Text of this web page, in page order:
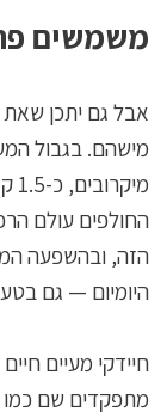
משמשים
אבל גם יתכן שאת
מישהם. בגבול
החולפים עולם
הזה, ובהשפעה
היומיום — גם
חיידקי מעיים
מתפקדים שם כמו